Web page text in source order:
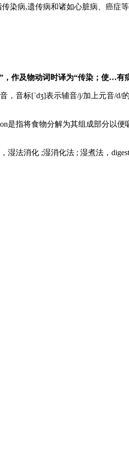
传染病,遗传病和诸如心脏病、癌
作及物动词时译为“传染；使…有
，音标[ˈdʒ]表示辅音/j/加上元音/
是指将食物分解为其组成部分以
湿法消化 ;湿消化法 ; 湿煮法，